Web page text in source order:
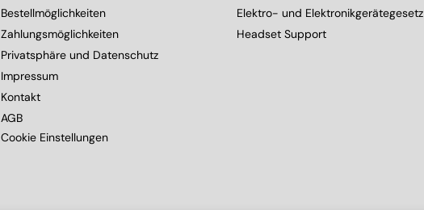
Bestellmöglichkeiten
Zahlungsmöglichkeiten
Privatsphäre und Datenschutz
Impressum
Kontakt
AGB
Cookie Einstellungen
Elektro- und Elektronikgerätegesetz
Headset Support